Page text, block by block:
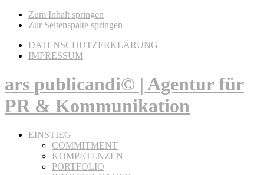
Zum Inhalt springen
Zur Seitenspalte springen
DATENSCHUTZERKLÄRUNG
IMPRESSUM
ars publicandi© | Agentur für
PR & Kommunikation
EINSTIEG
COMMITMENT
KOMPETENZEN
PORTFOLIO